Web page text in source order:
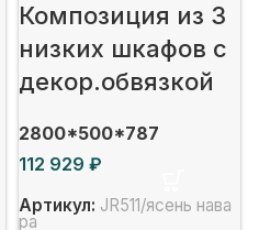
Композиция из 3
низких шкафов с
декор.обвязкой
2800*500*787
₽
Артикул: JR511/ясень нава
ра